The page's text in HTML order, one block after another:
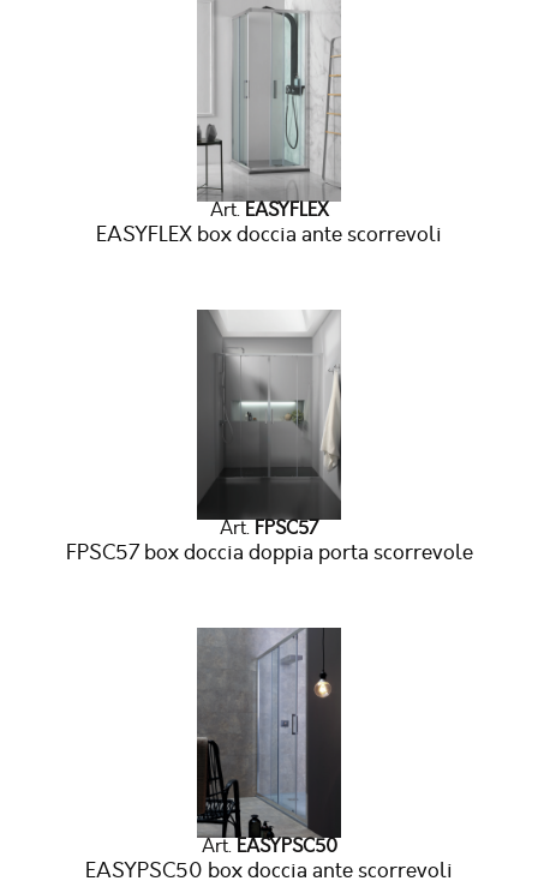
Art.EASYFLEX
EASYFLEX box doccia ante scorrevoli
Art.FPSC57
FPSC57 box doccia doppia porta scorrevole
Art.EASYPSC50
EASYPSC50 box doccia ante scorrevoli